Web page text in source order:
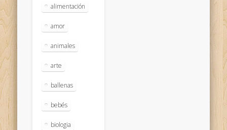
alimentación
amor
animales
arte
ballenas
bebés
biologia